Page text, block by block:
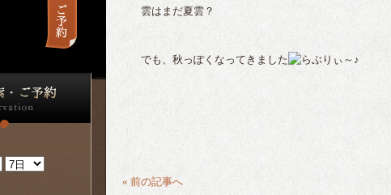
雲はまだ夏雲？
でも、秋っぽくなってきました
« 前の記事へ